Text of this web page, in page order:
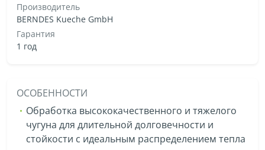
Производитель
BERNDES Kueche GmbH
Гарантия
1 год
ОСОБЕННОСТИ
Обработка высококачественного и тяжелого
чугуна для длительной долговечности и
стойкости с идеальным распределением тепла